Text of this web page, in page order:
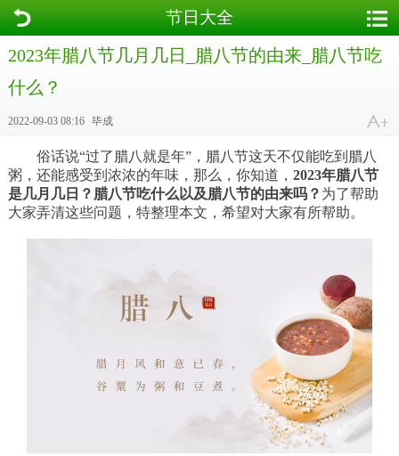
节日大全
2023年腊八节几月几日_腊八节的由来_腊八节吃
什么？
2022-09-03 08:16 毕成
俗话说“过了腊八就是年”，腊八节这天不仅能吃到腊八
粥，还能感受到浓浓的年味，那么，你知道， 2023年腊八节
是几月几日？腊八节吃什么以及腊八节的由来吗？ 为了帮助
大家弄清这些问题，特整理本文，希望对大家有所帮助。